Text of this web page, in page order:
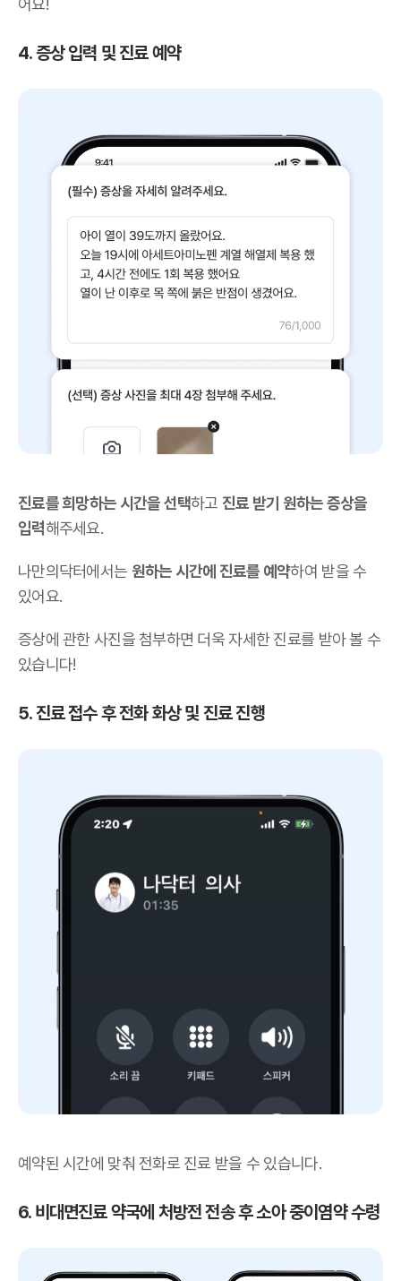
어요!
4. 증상 입력 및 진료 예약
진료를 희망하는 시간을 선택하고 진료 받기 원하는 증상을
입력해주세요.
나만의닥터에서는 원하는 시간에 진료를 예약하여 받을 수
있어요.
증상에 관한 사진을 첨부하면 더욱 자세한 진료를 받아 볼 수
있습니다!
5. 진료 접수 후 전화 화상 및 진료 진행
예약된 시간에 맞춰 전화로 진료 받을 수 있습니다.
6. 비대면진료 약국에 처방전 전송 후 소아 중이염약 수령